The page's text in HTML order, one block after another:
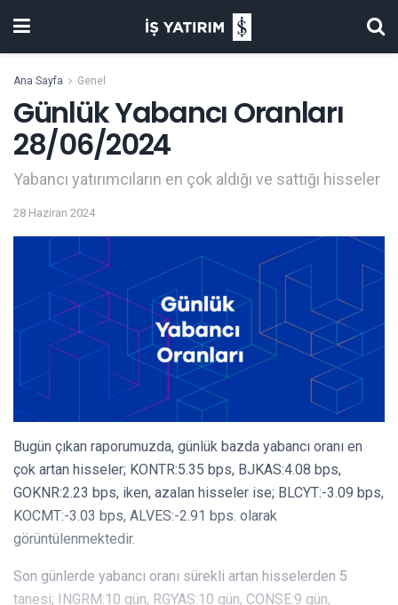
Ana Sayfa Genel
Günlük Yabancı Oranları
28/06/2024
Yabancı yatırımcıların en çok aldığı ve sattığı hisseler
28 Haziran 2024
Bugün çıkan raporumuzda, günlük bazda yabancı oranı en
çok artan hisseler; KONTR:5.35 bps, BJKAS:4.08 bps,
GOKNR:2.23 bps, iken, azalan hisseler ise; BLCYT:-3.09 bps,
KOCMT:-3.03 bps, ALVES:-2.91 bps. olarak
görüntülenmektedir.
Son günlerde yabancı oranı sürekli artan hisselerden 5
tanesi; INGRM:10 gün, RGYAS:10 gün, CONSE:9 gün,